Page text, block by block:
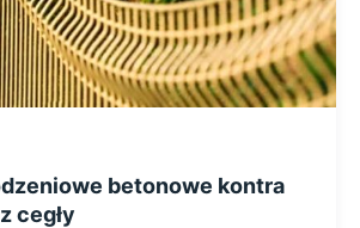
betonowe kontra
cegły